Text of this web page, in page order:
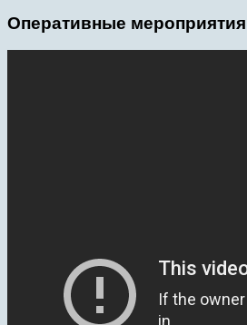
Оперативные мероприятия